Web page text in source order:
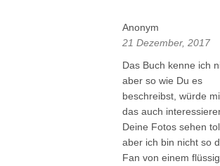
Anonym
21 Dezember, 2017
Das Buch kenne ich
aber so wie Du es
beschreibst, würde
das auch
Deine Fotos sehen
aber ich bin nicht so
Fan von einem